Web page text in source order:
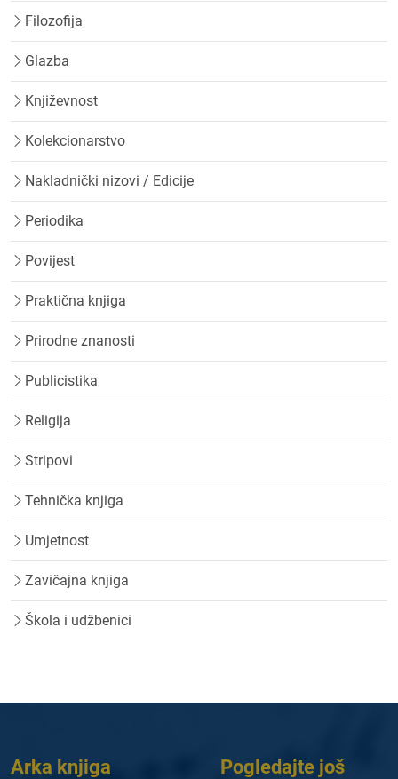
Filozofija
Glazba
Književnost
Kolekcionarstvo
Nakladnički nizovi / Edicije
Periodika
Povijest
Praktična knjiga
Prirodne znanosti
Publicistika
Religija
Stripovi
Tehnička knjiga
Umjetnost
Zavičajna knjiga
Škola i udžbenici
Arka knjiga Pogledajte još